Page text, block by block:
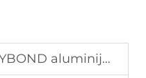
kompozitni list lagan, ali ipak izuzetno čvrst?